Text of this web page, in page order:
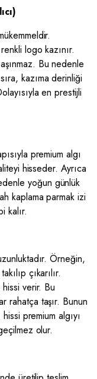
logo kazınır.
Bu nedenle
kazıma derinliği
en prestijli
premium algı
hisseder. Ayrıca
yoğun günlük
kaplama parmak izi
kalır.
Örneğin,
çıkarılır.
verir. Bu
rahatça taşır. Bunun
premium algıyı
olur.